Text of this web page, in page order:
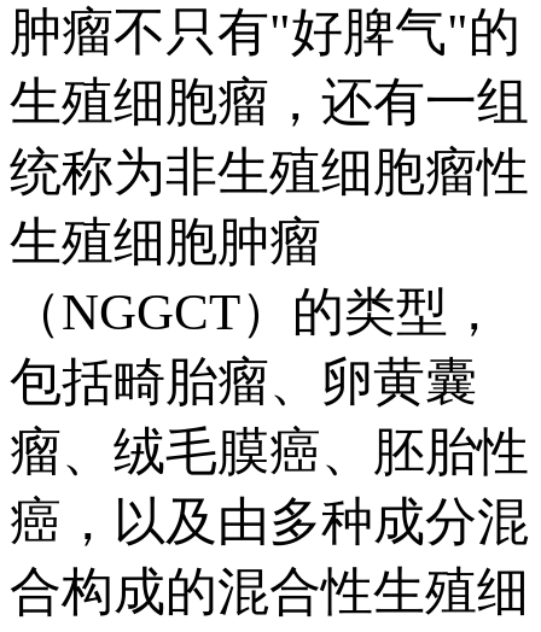
肿瘤不只有"好脾气"的
生殖细胞瘤，还有一组
统称为非生殖细胞瘤性
生殖细胞肿瘤
（NGGCT）的类型，
包括畸胎瘤、卵黄囊
瘤、绒毛膜癌、胚胎性
癌，以及由多种成分混
合构成的混合性生殖细